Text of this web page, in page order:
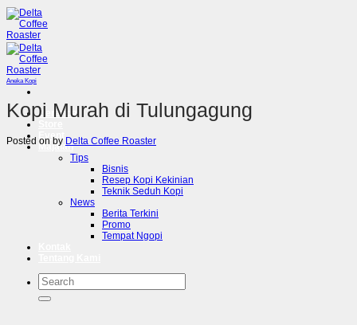
Skip
to
content
Beranda
Event
Majalah
Tips
Bisnis
Resep Kopi Kekinian
Teknik Seduh Kopi
News
Berita Terkini
Promo
Tempat Ngopi
Pencarian
untuk:
Aneka Kopi
Kopi Murah di Tulungagung
Posted on by Delta Coffee Roaster